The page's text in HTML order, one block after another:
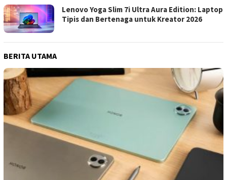
Lenovo Yoga Slim 7i Ultra Aura Edition: Laptop
Tipis dan Bertenaga untuk Kreator 2026
BERITA UTAMA